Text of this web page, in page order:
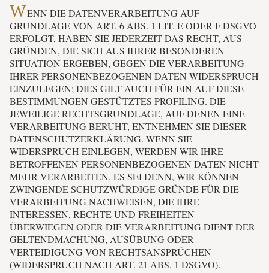
WENN DIE DATENVERARBEITUNG AUF
GRUNDLAGE VON ART. 6 ABS. 1 LIT. E ODER F DSGVO
ERFOLGT, HABEN SIE JEDERZEIT DAS RECHT, AUS
GRÜNDEN, DIE SICH AUS IHRER BESONDEREN
SITUATION ERGEBEN, GEGEN DIE VERARBEITUNG
IHRER PERSONENBEZOGENEN DATEN WIDERSPRUCH
EINZULEGEN; DIES GILT AUCH FÜR EIN AUF DIESE
BESTIMMUNGEN GESTÜTZTES PROFILING. DIE
JEWEILIGE RECHTSGRUNDLAGE, AUF DENEN EINE
VERARBEITUNG BERUHT, ENTNEHMEN SIE DIESER
DATENSCHUTZERKLÄRUNG. WENN SIE
WIDERSPRUCH EINLEGEN, WERDEN WIR IHRE
BETROFFENEN PERSONENBEZOGENEN DATEN NICHT
MEHR VERARBEITEN, ES SEI DENN, WIR KÖNNEN
ZWINGENDE SCHUTZWÜRDIGE GRÜNDE FÜR DIE
VERARBEITUNG NACHWEISEN, DIE IHRE
INTERESSEN, RECHTE UND FREIHEITEN
ÜBERWIEGEN ODER DIE VERARBEITUNG DIENT DER
GELTENDMACHUNG, AUSÜBUNG ODER
VERTEIDIGUNG VON RECHTSANSPRÜCHEN
(WIDERSPRUCH NACH ART. 21 ABS. 1 DSGVO).